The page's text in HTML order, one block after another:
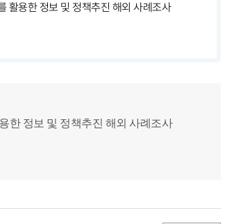
활용한 정보 및 정책추진 해외 사례조사
한 정보 및 정책추진 해외 사례조사